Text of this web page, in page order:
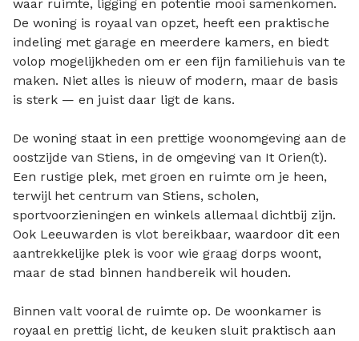
waar ruimte, ligging en potentie mooi samenkomen.
De woning is royaal van opzet, heeft een praktische
indeling met garage en meerdere kamers, en biedt
volop mogelijkheden om er een fijn familiehuis van te
maken. Niet alles is nieuw of modern, maar de basis
is sterk — en juist daar ligt de kans.
De woning staat in een prettige woonomgeving aan de
oostzijde van Stiens, in de omgeving van It Orien(t).
Een rustige plek, met groen en ruimte om je heen,
terwijl het centrum van Stiens, scholen,
sportvoorzieningen en winkels allemaal dichtbij zijn.
Ook Leeuwarden is vlot bereikbaar, waardoor dit een
aantrekkelijke plek is voor wie graag dorps woont,
maar de stad binnen handbereik wil houden.
Binnen valt vooral de ruimte op. De woonkamer is
royaal en prettig licht, de keuken sluit praktisch aan